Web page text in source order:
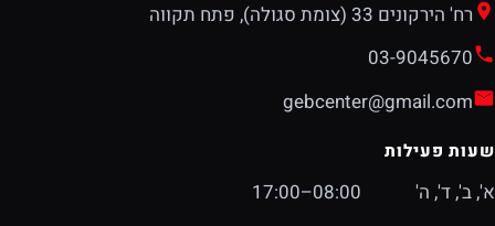
רח' הירקונים 33 (צומת סגולה), פתח תקווה
03-9045670
gebcenter@gmail.com
שעות פעילות
א', ב', ד', ה'
08:00–17:00